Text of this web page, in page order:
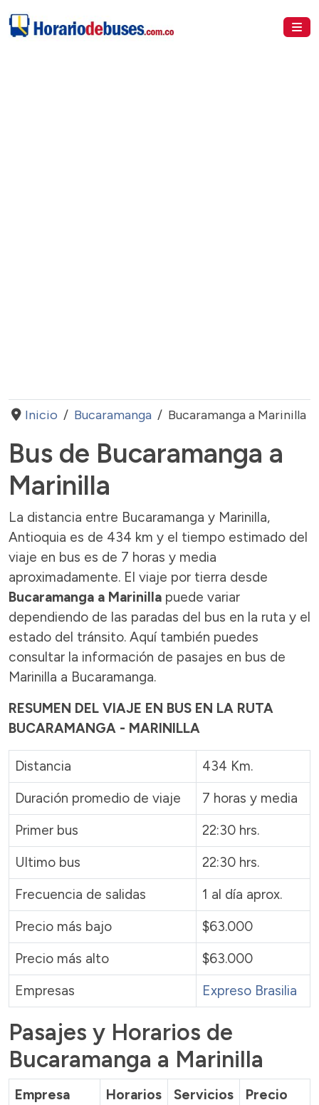
Inicio Bucaramanga Bucaramanga a Marinilla
Bus de Bucaramanga a
Marinilla
La distancia entre Bucaramanga y Marinilla,
Antioquia es de 434 km y el tiempo estimado del
viaje en bus es de 7 horas y media
aproximadamente. El viaje por tierra desde
Bucaramanga a Marinilla puede variar
dependiendo de las paradas del bus en la ruta y el
estado del tránsito. Aquí también puedes
consultar la información de pasajes en bus de
Marinilla a Bucaramanga.
RESUMEN DEL VIAJE EN BUS EN LA RUTA
BUCARAMANGA - MARINILLA
Distancia
434 Km.
Duración promedio de viaje
7 horas y media
Primer bus
22:30 hrs.
Ultimo bus
22:30 hrs.
Frecuencia de salidas
1 al día aprox.
Precio más bajo
$63.000
Precio más alto
$63.000
Empresas
Expreso Brasilia
Pasajes y Horarios de
Bucaramanga a Marinilla
Empresa Horarios Servicios
Precio